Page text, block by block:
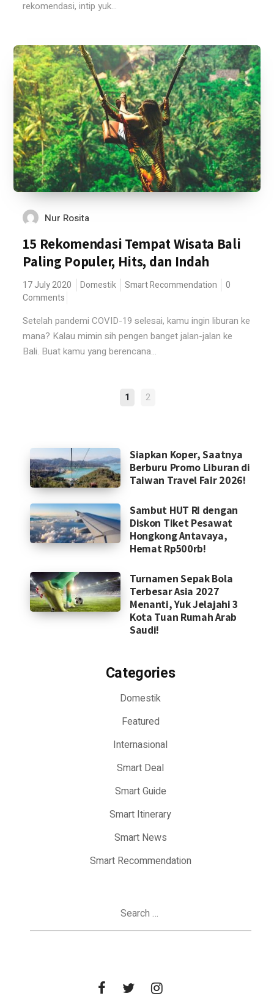
rekomendasi, intip yuk...
Nur Rosita
15 Rekomendasi Tempat Wisata Bali
Paling Populer, Hits, dan Indah
17 July 2020 Domestik Smart Recommendation
0
Comments
Setelah pandemi COVID-19 selesai, kamu ingin liburan ke
mana? Kalau mimin sih pengen banget jalan-jalan ke
Bali. Buat kamu yang berencana...
1 2
Siapkan Koper, Saatnya
Berburu Promo Liburan di
Taiwan Travel Fair 2026!
Sambut HUT RI dengan
Diskon Tiket Pesawat
Hongkong Antavaya,
Hemat Rp500rb!
Turnamen Sepak Bola
Terbesar Asia 2027
Menanti, Yuk Jelajahi 3
Kota Tuan Rumah Arab
Saudi!
Categories
Domestik
Featured
Internasional
Smart Deal
Smart Guide
Smart Itinerary
Smart News
Smart Recommendation